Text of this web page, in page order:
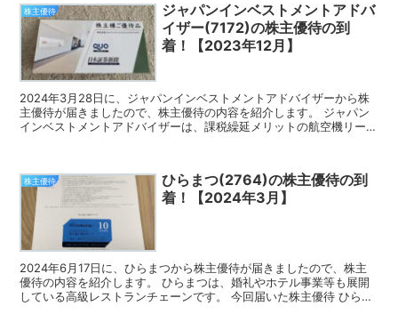
株主優待
ジャパンインベストメントアドバ
イザー(7172)の株主優待の到
着！【2023年12月】
2024年3月28日に、ジャパンインベストメントアドバイザーから株
主優待が届きましたので、株主優待の内容を紹介します。 ジャパン
インベストメントアドバイザーは、課税繰延メリットの航空機リース
株主優待
ひらまつ(2764)の株主優待の到
着！【2024年3月】
2024年6月17日に、ひらまつから株主優待が届きましたので、株主
優待の内容を紹介します。 ひらまつは、婚礼やホテル事業等も展開
している高級レストランチェーンです。 今回届いた株主優待 ひらま